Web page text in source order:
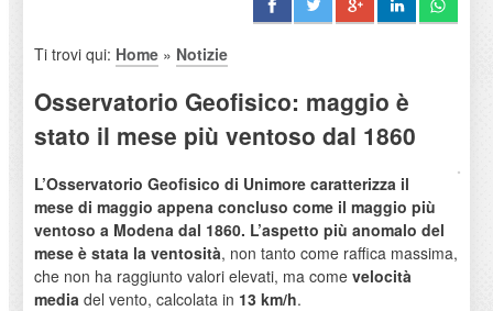
Ti trovi qui: Home» Notizie
Osservatorio Geofisico: maggio è
stato il mese più ventoso dal 1860
L’Osservatorio Geofisico di Unimore caratterizza il
mese di maggio appena concluso come il maggio più
ventoso a Modena dal 1860. L’aspetto più anomalo del
mese è stata la ventosità, non tanto come raffica massima,
che non ha raggiunto valori elevati, ma come velocità
media del vento, calcolata in 13 km/h.